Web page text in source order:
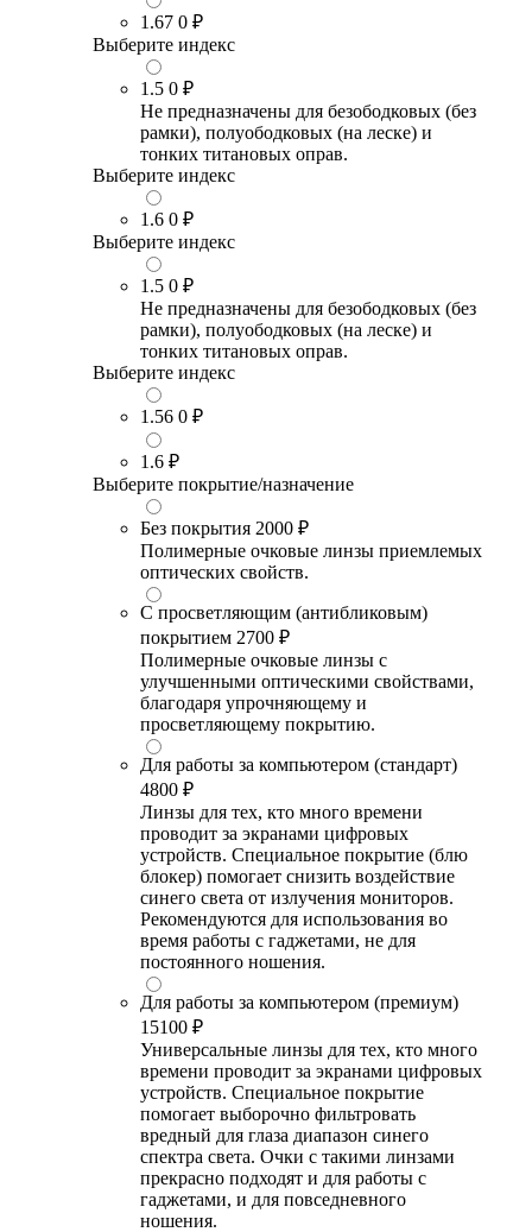
1.67 0 ₽
Выберите индекс
1.5 0 ₽
Не предназначены для безободковых (без
рамки), полуободковых (на леске) и
тонких титановых оправ.
Выберите индекс
1.6 0 ₽
Выберите индекс
1.5 0 ₽
Не предназначены для безободковых (без
рамки), полуободковых (на леске) и
тонких титановых оправ.
Выберите индекс
1.56 0 ₽
1.6 ₽
Выберите покрытие/назначение
Без покрытия 2000 ₽
Полимерные очковые линзы приемлемых
оптических свойств.
С просветляющим (антибликовым)
покрытием 2700 ₽
Полимерные очковые линзы с
улучшенными оптическими свойствами,
благодаря упрочняющему и
просветляющему покрытию.
Для работы за компьютером (стандарт)
4800 ₽
Линзы для тех, кто много времени
проводит за экранами цифровых
устройств. Специальное покрытие (блю
блокер) помогает снизить воздействие
синего света от излучения мониторов.
Рекомендуются для использования во
время работы с гаджетами, не для
постоянного ношения.
Для работы за компьютером (премиум)
15100 ₽
Универсальные линзы для тех, кто много
времени проводит за экранами цифровых
устройств. Специальное покрытие
помогает выборочно фильтровать
вредный для глаза диапазон синего
спектра света. Очки с такими линзами
прекрасно подходят и для работы с
гаджетами, и для повседневного
ношения.